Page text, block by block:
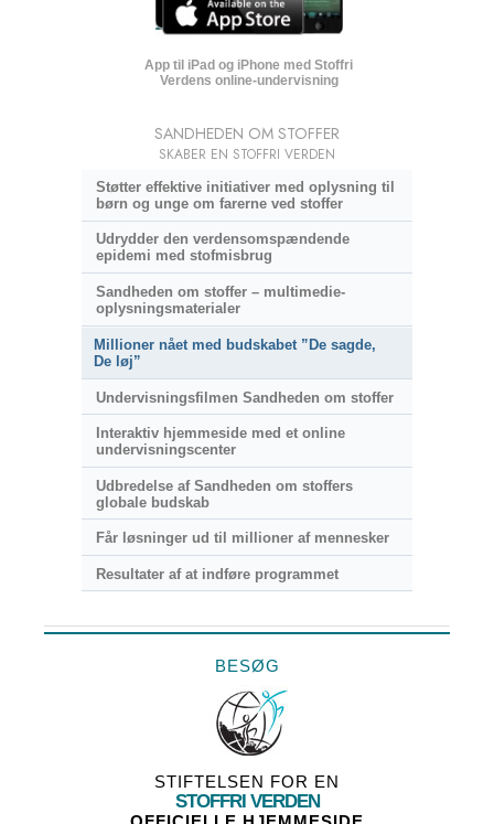
App til iPad og iPhone med Stoffri
Verdens online-undervisning
SANDHEDEN OM STOFFER
SKABER EN STOFFRI VERDEN
Støtter effektive initiativer med oplysning til
børn og unge om farerne ved stoffer
Udrydder den verdensomspændende
epidemi med stofmisbrug
Sandheden om stoffer – multimedie-
oplysningsmaterialer
Millioner nået med budskabet ”De sagde,
De løj”
Undervisningsfilmen Sandheden om stoffer
Interaktiv hjemmeside med et online
undervisningscenter
Udbredelse af Sandheden om stoffers
globale budskab
Får løsninger ud til millioner af mennesker
Resultater af at indføre programmet
BESØG
STIFTELSEN FOR EN
STOFFRI VERDEN